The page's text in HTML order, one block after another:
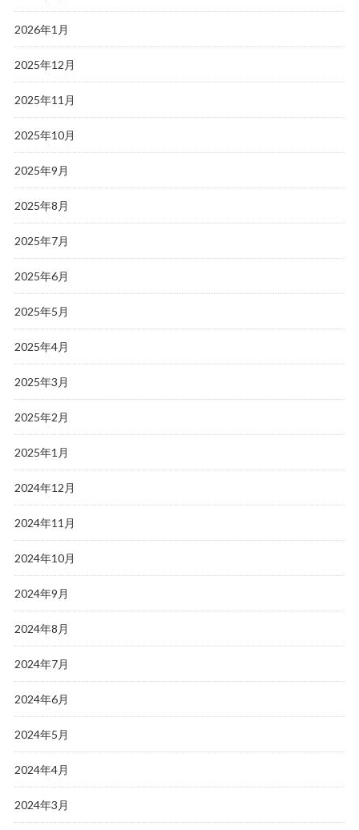
2026年1月
2025年12月
2025年11月
2025年10月
2025年9月
2025年8月
2025年7月
2025年6月
2025年5月
2025年4月
2025年3月
2025年2月
2025年1月
2024年12月
2024年11月
2024年10月
2024年9月
2024年8月
2024年7月
2024年6月
2024年5月
2024年4月
2024年3月